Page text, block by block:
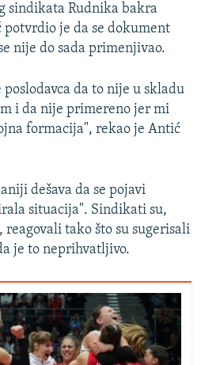
sindikata Rudnika bakra
je da se dokument
nije do sada primenjivao.
da to nije u skladu
i da nije primereno jer mi
formacija", rekao je Antić
dešava da se pojavi
situacija". Sindikati su,
tako što su sugerisali
je to neprihvatljivo.